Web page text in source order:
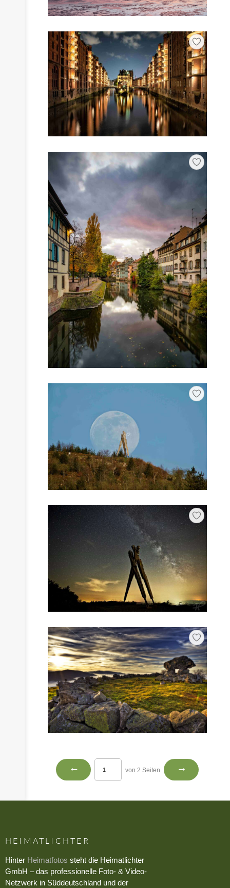
von 2 Seiten
HEIMATLICHTER
Hinter Heimatfotos steht die Heimatlichter
GmbH – das professionelle Foto- & Video-
Netzwerk in Süddeutschland und der